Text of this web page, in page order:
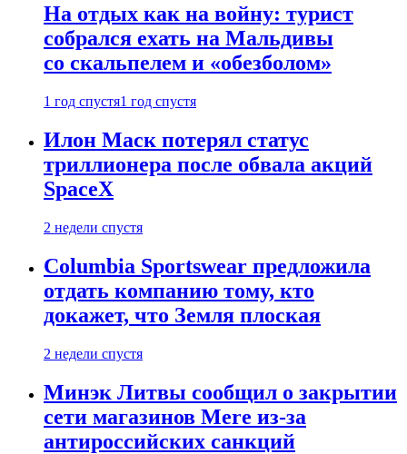
На отдых как на войну: турист
собрался ехать на Мальдивы
со скальпелем и «обезболом»
1 год спустя1 год спустя
Илон Маск потерял статус
триллионера после обвала акций
SpaceX
2 недели спустя
Columbia Sportswear предложила
отдать компанию тому, кто
докажет, что Земля плоская
2 недели спустя
Минэк Литвы сообщил о закрытии
сети магазинов Mere из-за
антироссийских санкций